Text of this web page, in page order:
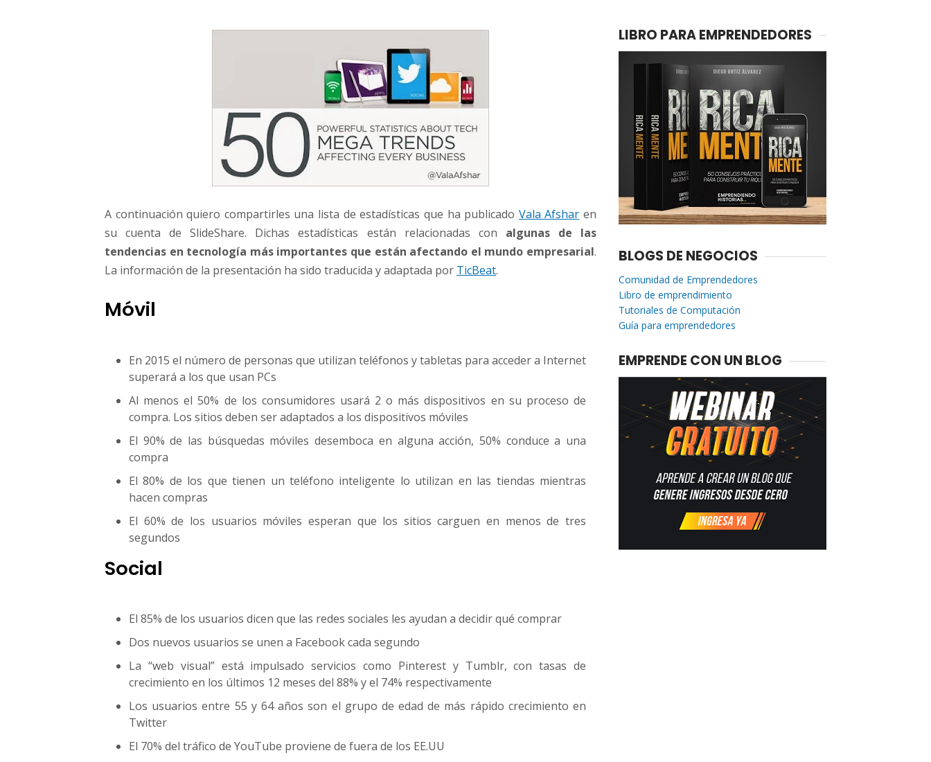
A continuación quiero compartirles una lista de estadísticas que ha publicado Vala Afshar en
su cuenta de SlideShare. Dichas estadísticas están relacionadas con algunas de las
tendencias en tecnología más importantes que están afectando el mundo empresarial.
La información de la presentación ha sido traducida y adaptada por TicBeat.
Móvil
En 2015 el número de personas que utilizan teléfonos y tabletas para acceder a Internet
superará a los que usan PCs
Al menos el 50% de los consumidores usará 2 o más dispositivos en su proceso de
compra. Los sitios deben ser adaptados a los dispositivos móviles
El 90% de las búsquedas móviles desemboca en alguna acción, 50% conduce a una
compra
El 80% de los que tienen un teléfono inteligente lo utilizan en las tiendas mientras
hacen compras
El 60% de los usuarios móviles esperan que los sitios carguen en menos de tres
segundos
Social
El 85% de los usuarios dicen que las redes sociales les ayudan a decidir qué comprar
Dos nuevos usuarios se unen a Facebook cada segundo
La “web visual” está impulsado servicios como Pinterest y Tumblr, con tasas de
crecimiento en los últimos 12 meses del 88% y el 74% respectivamente
Los usuarios entre 55 y 64 años son el grupo de edad de más rápido crecimiento en
Twitter
El 70% del tráfico de YouTube proviene de fuera de los EE.UU
LIBRO PARA EMPRENDEDORES
BLOGS DE NEGOCIOS
Comunidad de Emprendedores
Libro de emprendimiento
Tutoriales de Computación
Guía para emprendedores
EMPRENDE CON UN BLOG